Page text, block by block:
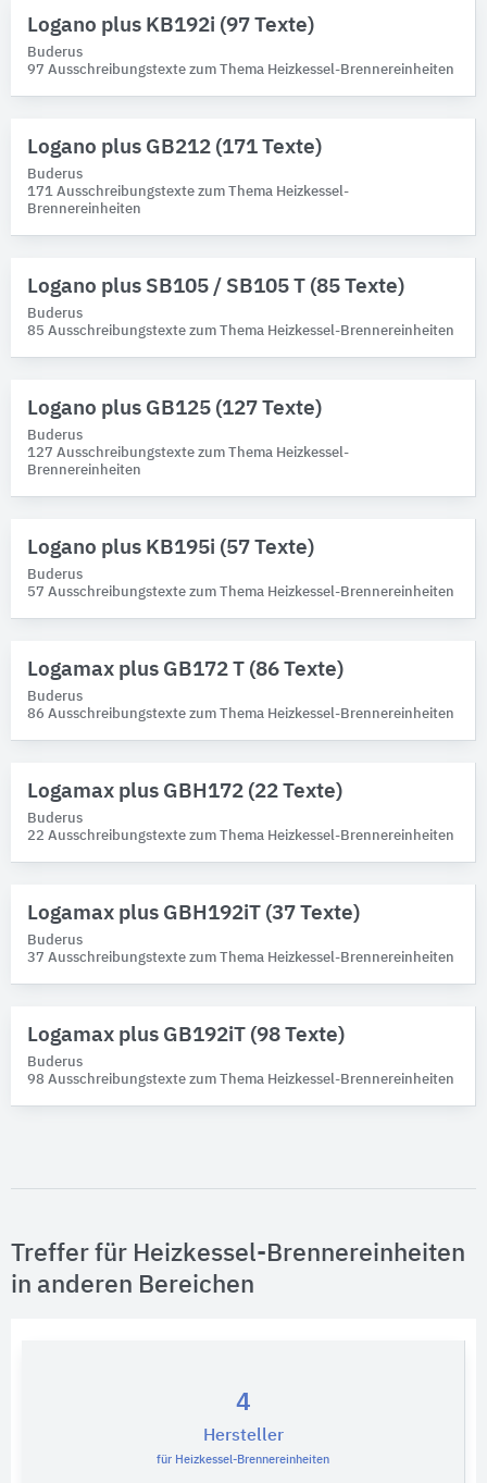
Logano plus KB192i (97 Texte)
Buderus
97 Ausschreibungstexte zum Thema Heizkessel-Brennereinheiten
Logano plus GB212 (171 Texte)
Buderus
171 Ausschreibungstexte zum Thema Heizkessel-
Brennereinheiten
Logano plus SB105 / SB105 T (85 Texte)
Buderus
85 Ausschreibungstexte zum Thema Heizkessel-Brennereinheiten
Logano plus GB125 (127 Texte)
Buderus
127 Ausschreibungstexte zum Thema Heizkessel-
Brennereinheiten
Logano plus KB195i (57 Texte)
Buderus
57 Ausschreibungstexte zum Thema Heizkessel-Brennereinheiten
Logamax plus GB172 T (86 Texte)
Buderus
86 Ausschreibungstexte zum Thema Heizkessel-Brennereinheiten
Logamax plus GBH172 (22 Texte)
Buderus
22 Ausschreibungstexte zum Thema Heizkessel-Brennereinheiten
Logamax plus GBH192iT (37 Texte)
Buderus
37 Ausschreibungstexte zum Thema Heizkessel-Brennereinheiten
Logamax plus GB192iT (98 Texte)
Buderus
98 Ausschreibungstexte zum Thema Heizkessel-Brennereinheiten
Treffer für Heizkessel-Brennereinheiten
in anderen Bereichen
4
Hersteller
für Heizkessel-Brennereinheiten